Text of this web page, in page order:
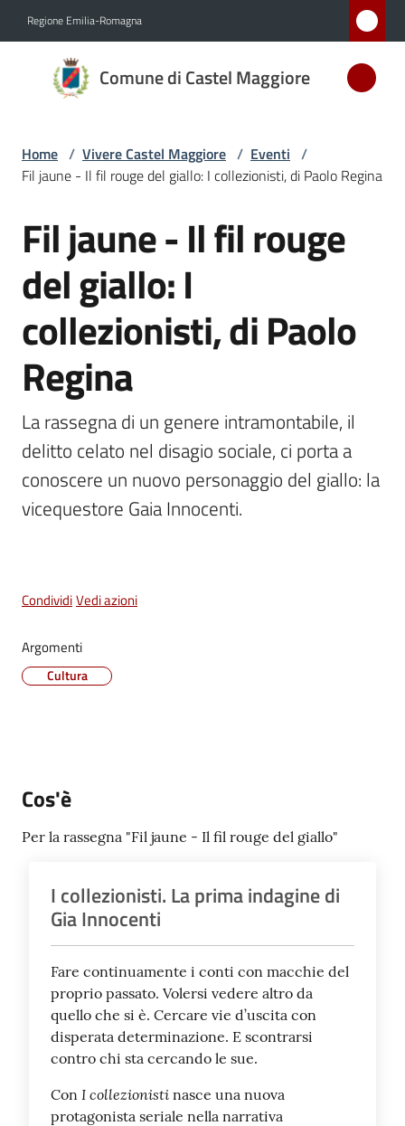
Regione Emilia-Romagna
Comune di Castel Maggiore
Comune
di Castel
D'ARGENTO
AL MERITO
Amministrazione
Novità
Servizi
Vivere
Castel
Maggiore
Menu selezionato
Trasparente
Albo
pretorio
Home / Vivere Castel Maggiore / Eventi /
Fil jaune - Il fil rouge del giallo: I collezionisti, di Paolo Regina
Salta al contenuto
Fil jaune - Il fil rouge
del giallo: I
collezionisti, di Paolo
Regina
La rassegna di un genere intramontabile, il
delitto celato nel disagio sociale, ci porta a
conoscere un nuovo personaggio del giallo: la
vicequestore Gaia Innocenti.
CondividiVedi azioni
Argomenti
Cultura
Cos'è
Per la rassegna "Fil jaune - Il fil rouge del giallo"
I collezionisti. La prima indagine di
Gia Innocenti
Fare continuamente i conti con macchie del
proprio passato. Volersi vedere altro da
quello che si è. Cercare vie d’uscita con
disperata determinazione. E scontrarsi
contro chi sta cercando le sue.
Con I collezionisti nasce una nuova
protagonista seriale nella narrativa